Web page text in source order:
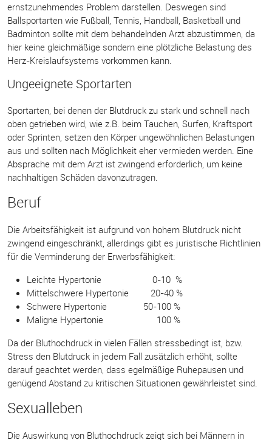
ernstzunehmendes Problem darstellen. Deswegen sind
Ballsportarten wie Fußball, Tennis, Handball, Basketball und
Badminton sollte mit dem behandelnden Arzt abzustimmen, da
hier keine gleichmäßige sondern eine plötzliche Belastung des
Herz-Kreislaufsystems vorkommen kann.
Ungeeignete Sportarten
Sportarten, bei denen der Blutdruck zu stark und schnell nach
oben getrieben wird, wie z.B. beim Tauchen, Surfen, Kraftsport
oder Sprinten, setzen den Körper ungewöhnlichen Belastungen
aus und sollten nach Möglichkeit eher vermieden werden. Eine
Absprache mit dem Arzt ist zwingend erforderlich, um keine
nachhaltigen Schäden davonzutragen.
Beruf
Die Arbeitsfähigkeit ist aufgrund von hohem Blutdruck nicht
zwingend eingeschränkt, allerdings gibt es juristische Richtlinien
für die Verminderung der Erwerbsfähigkeit:
Leichte Hypertonie 0-10 %
Mittelschwere Hypertonie 20-40 %
Schwere Hypertonie 50-100 %
Maligne Hypertonie 100 %
Da der Bluthochdruck in vielen Fällen stressbedingt ist, bzw.
Stress den Blutdruck in jedem Fall zusätzlich erhöht, sollte
darauf geachtet werden, dass egelmäßige Ruhepausen und
genügend Abstand zu kritischen Situationen gewährleistet sind.
Sexualleben
Die Auswirkung von Bluthochdruck zeigt sich bei Männern in